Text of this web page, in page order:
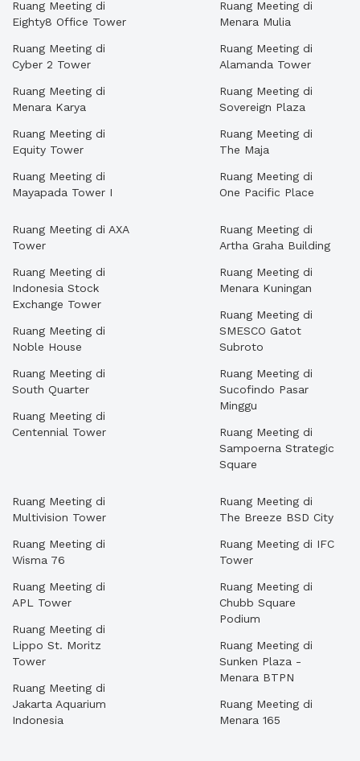
Ruang Meeting di
Eighty8 Office Tower
Ruang Meeting di
Cyber 2 Tower
Ruang Meeting di
Menara Karya
Ruang Meeting di
Equity Tower
Ruang Meeting di
Mayapada Tower I
Ruang Meeting di
Menara Mulia
Ruang Meeting di
Alamanda Tower
Ruang Meeting di
Sovereign Plaza
Ruang Meeting di
The Maja
Ruang Meeting di
One Pacific Place
Ruang Meeting di AXA
Tower
Ruang Meeting di
Indonesia Stock
Exchange Tower
Ruang Meeting di
Noble House
Ruang Meeting di
South Quarter
Ruang Meeting di
Centennial Tower
Ruang Meeting di
Artha Graha Building
Ruang Meeting di
Menara Kuningan
Ruang Meeting di
SMESCO Gatot
Subroto
Ruang Meeting di
Sucofindo Pasar
Minggu
Ruang Meeting di
Sampoerna Strategic
Square
Ruang Meeting di
Multivision Tower
Ruang Meeting di
Wisma 76
Ruang Meeting di
APL Tower
Ruang Meeting di
Lippo St. Moritz
Tower
Ruang Meeting di
Jakarta Aquarium
Indonesia
Ruang Meeting di
The Breeze BSD City
Ruang Meeting di IFC
Tower
Ruang Meeting di
Chubb Square
Podium
Ruang Meeting di
Sunken Plaza -
Menara BTPN
Ruang Meeting di
Menara 165